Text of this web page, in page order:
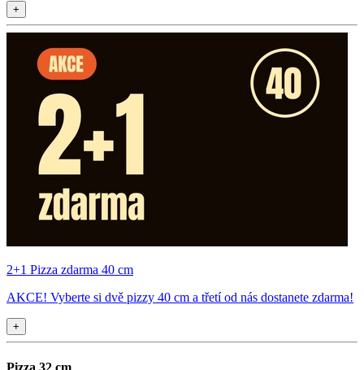
+
2+1 Pizza zdarma 40 cm
AKCE! Vyberte si dvě pizzy 40 cm a třetí od nás dostanete zdarma!
+